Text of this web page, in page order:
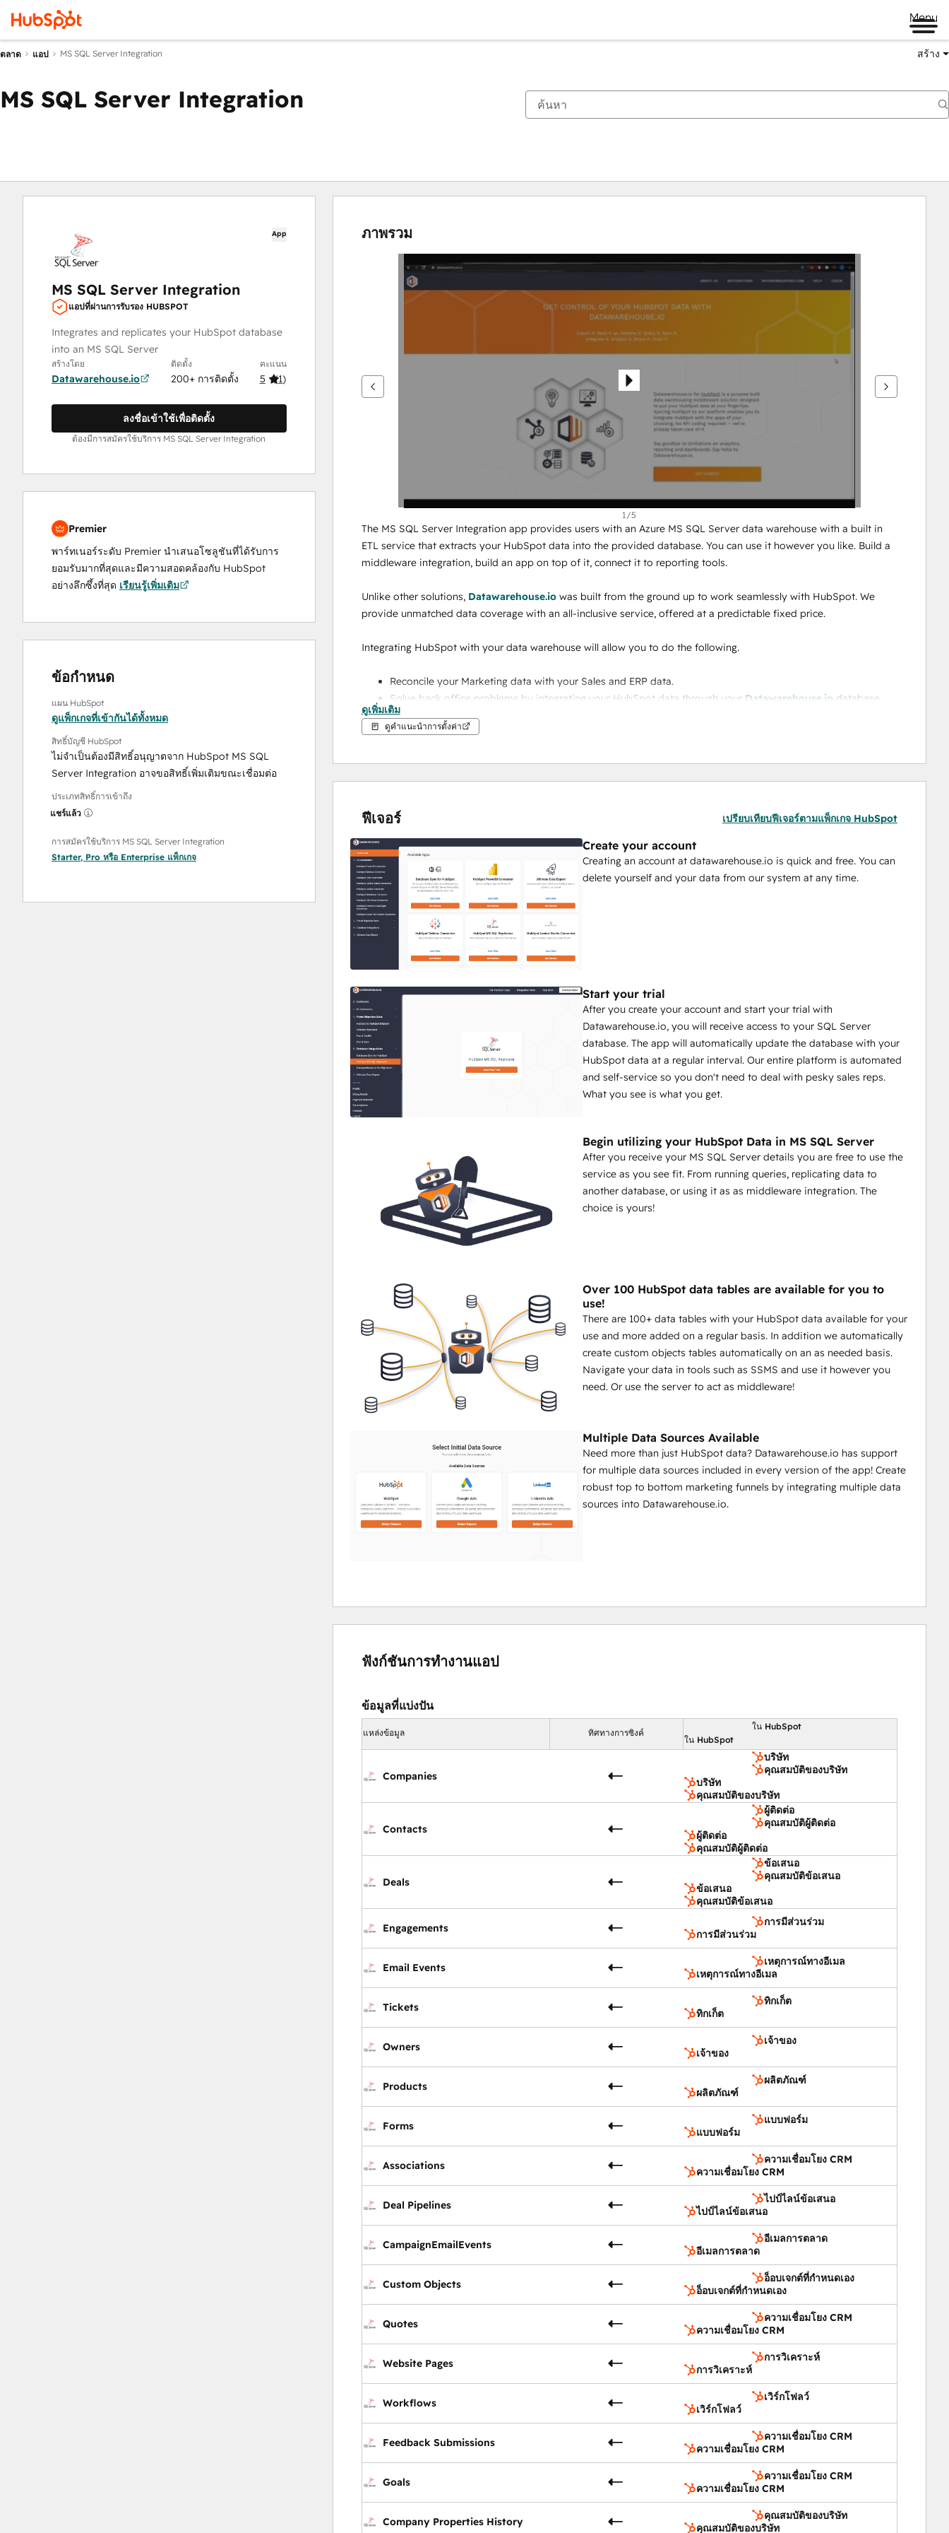
Menu
ตลาด แอป MS SQL Server Integration สร้าง
MS SQL Server Integration
App
MS SQL Server Integration
แอปที่ผ่านการรับรอง HUBSPOT
Integrates and replicates your HubSpot database
into an MS SQL Server
สร้างโดย
Datawarehouse.io
ติดตั้ง
200+ การติดตั้ง
คะแนน
5 (1)
ลงชื่อเข้าใช้เพื่อติดตั้ง
ต้องมีการสมัครใช้บริการ MS SQL Server Integration
Premier
พาร์ทเนอร์ระดับ Premier นำเสนอโซลูชันที่ได้รับการ
ยอมรับมากที่สุดและมีความสอดคล้องกับ HubSpot
อย่างลึกซึ้งที่สุด เรียนรู้เพิ่มเติม
ข้อกำหนด
แผน HubSpot
ดูแพ็กเกจที่เข้ากันได้ทั้งหมด
สิทธิ์บัญชี HubSpot
ไม่จำเป็นต้องมีสิทธิ์อนุญาตจาก HubSpot MS SQL
Server Integration อาจขอสิทธิ์เพิ่มเติมขณะเชื่อมต่อ
ประเภทสิทธิ์การเข้าถึง
แชร์แล้ว
การสมัครใช้บริการ MS SQL Server Integration
Starter, Pro หรือ Enterprise แพ็กเกจ
ภาพรวม
กา
รอื่นๆ
1/5
The MS SQL Server Integration app provides users with an Azure MS SQL Server data warehouse with a built in
ETL service that extracts your HubSpot data into the provided database. You can use it however you like. Build a
middleware integration, build an app on top of it, connect it to reporting tools.
Unlike other solutions, Datawarehouse.io was built from the ground up to work seamlessly with HubSpot. We
provide unmatched data coverage with an all-inclusive service, offered at a predictable fixed price.
Integrating HubSpot with your data warehouse will allow you to do the following.
Reconcile your Marketing data with your Sales and ERP data.
Solve back office problems by integrating your HubSpot data through your Datawarehouse.io database.
Develop complex reports that integrate multiple data sources using third party BI platforms such as PowerBI
and Tableau.
Create a functional backup for your HubSpot Database.
The installation and setup process is self-service and automated.
All
apps are billed at predictable, fixed rates—so you always know your costs.
Datawarehouse.io has 10000+ app installs across its suite of HubSpot apps and process' over 2 billion
records a day.
If you wish to provide your own database to sync to that is no problem! Use this app
Datawarehouse.io
ดูเพิ่มเติม
ดูคำแนะนำการตั้งค่า
ฟีเจอร์ เปรียบเทียบฟีเจอร์ตามแพ็กเกจ HubSpot
Create your account
Creating an account at datawarehouse.io is quick and free. You can
delete yourself and your data from our system at any time.
Start your trial
After you create your account and start your trial with
Datawarehouse.io, you will receive access to your SQL Server
database. The app will automatically update the database with your
HubSpot data at a regular interval. Our entire platform is automated
and self-service so you don't need to deal with pesky sales reps.
What you see is what you get.
Begin utilizing your HubSpot Data in MS SQL Server
After you receive your MS SQL Server details you are free to use the
service as you see fit. From running queries, replicating data to
another database, or using it as as middleware integration. The
choice is yours!
Over 100 HubSpot data tables are available for you to
use!
There are 100+ data tables with your HubSpot data available for your
use and more added on a regular basis. In addition we automatically
create custom objects tables automatically on an as needed basis.
Navigate your data in tools such as SSMS and use it however you
need. Or use the server to act as middleware!
Multiple Data Sources Available
Need more than just HubSpot data? Datawarehouse.io has support
for multiple data sources included in every version of the app! Create
robust top to bottom marketing funnels by integrating multiple data
sources into Datawarehouse.io.
ฟังก์ชันการทำงานแอป
ข้อมูลที่แบ่งปัน
แหล่งข้อมูล ทิศทางการซิงค์
ใน HubSpot
ใน HubSpot
Companies
บริษัท
คุณสมบัติของบริษัท
บริษัท
คุณสมบัติของบริษัท
Contacts
ผู้ติดต่อ
คุณสมบัติผู้ติดต่อ
ผู้ติดต่อ
คุณสมบัติผู้ติดต่อ
Deals
ข้อเสนอ
คุณสมบัติข้อเสนอ
ข้อเสนอ
คุณสมบัติข้อเสนอ
Engagements
การมีส่วนร่วม
การมีส่วนร่วม
Email Events
เหตุการณ์ทางอีเมล
เหตุการณ์ทางอีเมล
Tickets
ทิกเก็ต
ทิกเก็ต
Owners
เจ้าของ
เจ้าของ
Products
ผลิตภัณฑ์
ผลิตภัณฑ์
Forms
แบบฟอร์ม
แบบฟอร์ม
Associations
ความเชื่อมโยง CRM
ความเชื่อมโยง CRM
Deal Pipelines
ไปป์ไลน์ข้อเสนอ
ไปป์ไลน์ข้อเสนอ
CampaignEmailEvents
อีเมลการตลาด
อีเมลการตลาด
Custom Objects
อ็อบเจกต์ที่กำหนดเอง
อ็อบเจกต์ที่กำหนดเอง
Quotes
ความเชื่อมโยง CRM
ความเชื่อมโยง CRM
Website Pages
การวิเคราะห์
การวิเคราะห์
Workflows
เวิร์กโฟลว์
เวิร์กโฟลว์
Feedback Submissions
ความเชื่อมโยง CRM
ความเชื่อมโยง CRM
Goals
ความเชื่อมโยง CRM
ความเชื่อมโยง CRM
Company Properties History
คุณสมบัติของบริษัท
คุณสมบัติของบริษัท